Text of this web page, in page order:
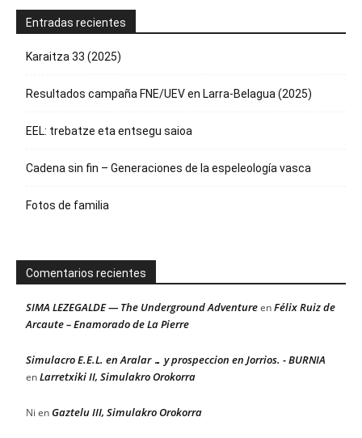
Entradas recientes
Karaitza 33 (2025)
Resultados campaña FNE/UEV en Larra-Belagua (2025)
EEL: trebatze eta entsegu saioa
Cadena sin fin – Generaciones de la espeleología vasca
Fotos de familia
Comentarios recientes
SIMA LEZEGALDE — The Underground AdventureenFélix Ruiz de
Arcaute – Enamorado de La Pierre
Simulacro E.E.L. en Aralar … y prospeccion en Jorrios. - BURNIA
enLarretxiki II, Simulakro Orokorra
Ni enGaztelu III, Simulakro Orokorra